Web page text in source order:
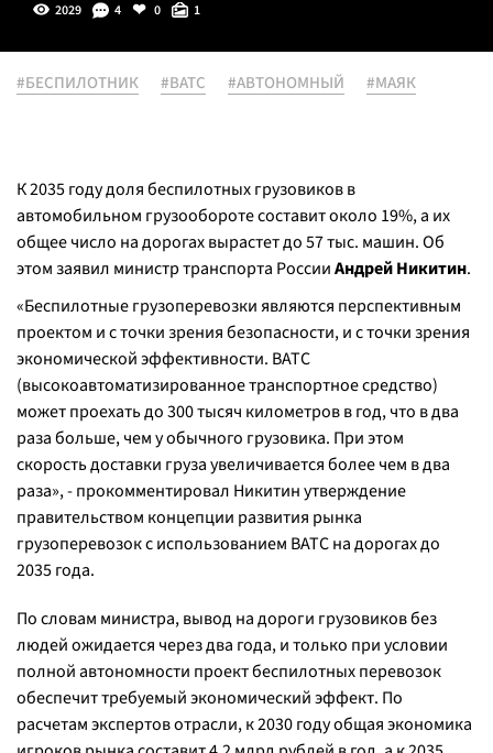
2029 4 0 1
#БЕСПИЛОТНИК #ВАТС #АВТОНОМНЫЙ #МАЯК
К 2035 году доля беспилотных грузовиков в
автомобильном грузообороте составит около 19%, а их
общее число на дорогах вырастет до 57 тыс. машин. Об
этом заявил министр транспорта РоссииАндрей Никитин.
«Беспилотные грузоперевозки являются перспективным
проектом и с точки зрения безопасности, и с точки зрения
экономической эффективности. ВАТС
(высокоавтоматизированное транспортное средство)
может проехать до 300 тысяч километров в год, что в два
раза больше, чем у обычного грузовика. При этом
скорость доставки груза увеличивается более чем в два
раза», - прокомментировал Никитин утверждение
правительством концепции развития рынка
грузоперевозок с использованием ВАТС на дорогах до
2035 года.
По словам министра, вывод на дороги грузовиков без
людей ожидается через два года, и только при условии
полной автономности проект беспилотных перевозок
обеспечит требуемый экономический эффект. По
расчетам экспертов отрасли, к 2030 году общая экономика